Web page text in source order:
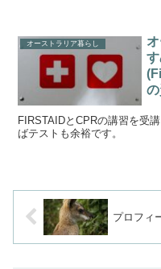
オーストラリア暮らし
FIRSTAIDとCPRの講習を受
ばテストも余裕です。
プロフィ